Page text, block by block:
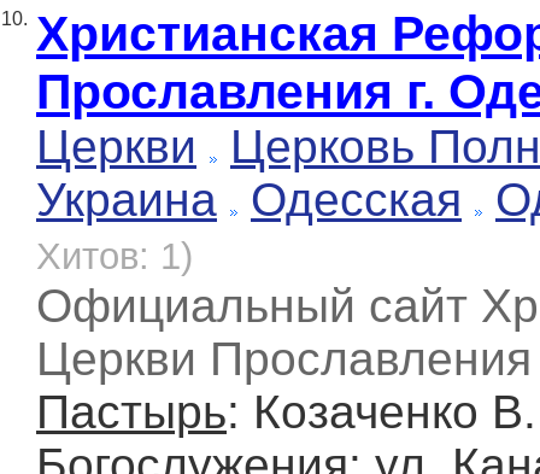
10. Христианская
Прославления г.
Церкви
Церковь
Украина
Одесская
Хитов: 1)
Официальный сайт
Церкви Прославления
Пастырь: Козаченко